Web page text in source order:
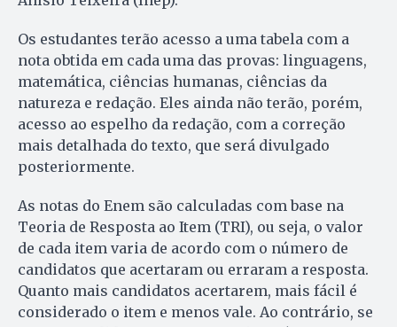
Os estudantes terão acesso a uma tabela com a
nota obtida em cada uma das provas: linguagens,
matemática, ciências humanas, ciências da
natureza e redação. Eles ainda não terão, porém,
acesso ao espelho da redação, com a correção
mais detalhada do texto, que será divulgado
posteriormente.
As notas do Enem são calculadas com base na
Teoria de Resposta ao Item (TRI), ou seja, o valor
de cada item varia de acordo com o número de
candidatos que acertaram ou erraram a resposta.
Quanto mais candidatos acertarem, mais fácil é
considerado o item e menos vale. Ao contrário, se